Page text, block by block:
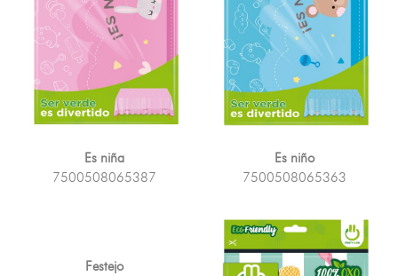
Es niña
7500508065387
Es niño
7500508065363
Festejo